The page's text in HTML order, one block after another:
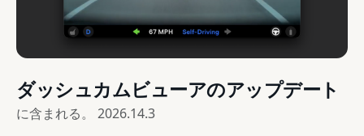
ダッシュカムビューアのアップデート
に含まれる。 2026.14.3